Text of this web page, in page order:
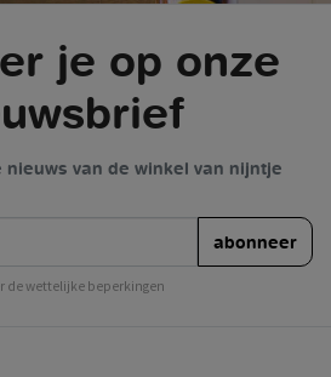
je op onze
van de winkel van nijntje
abonneer
de wettelijke beperkingen